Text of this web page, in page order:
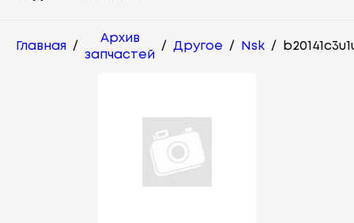
Главная /
Архив
запчастей
/ Другое / Nsk /